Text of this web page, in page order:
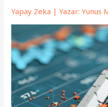
Yapay Zeka | Yazar: Yunus